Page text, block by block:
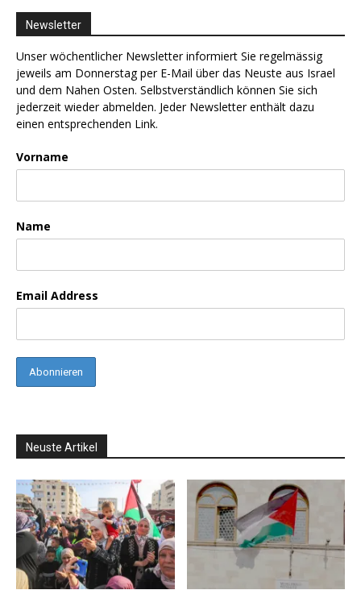
Newsletter
Unser wöchentlicher Newsletter informiert Sie regelmässig
jeweils am Donnerstag per E-Mail über das Neuste aus Israel
und dem Nahen Osten. Selbstverständlich können Sie sich
jederzeit wieder abmelden. Jeder Newsletter enthält dazu
einen entsprechenden Link.
Vorname
Name
Email Address
Neuste Artikel